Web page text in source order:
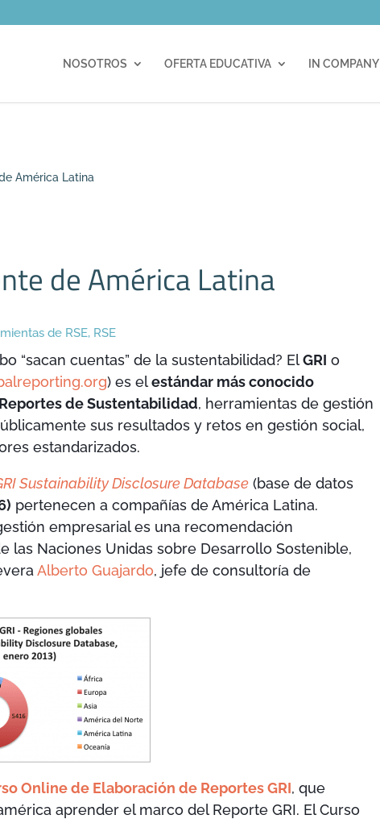
NOSOTROS OFERTA EDUCATIVA IN COMPANY
América Latina
de América Latina
de RSE, RSE
“sacan cuentas” de la sustentabilidad? ElGRI o
) es elestándar más conocido
Reportes de Sustentabilidad, herramientas de gestión
sus resultados y retos en gestión social,
estandarizados.
Sustainability Disclosure Database (base de datos
pertenecen a compañías de América Latina.
empresarial es una recomendación
Naciones Unidas sobre Desarrollo Sostenible,
Alberto Guajardo, jefe de consultoría de
Online de Elaboración de Reportes GRI, que
aprender el marco del Reporte GRI. El Curso